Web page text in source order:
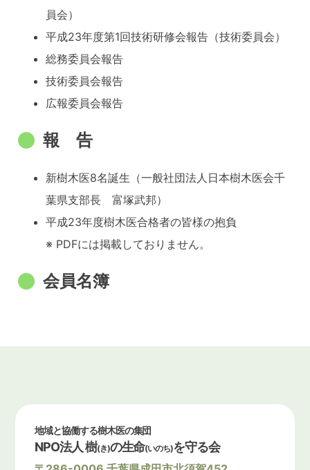
員会）
平成23年度第1回技術研修会報告（技術委員会）
総務委員会報告
技術委員会報告
広報委員会報告
報 告
新樹木医8名誕生（一般社団法人日本樹木医会千
葉県支部長 富塚武邦）
平成23年度樹木医合格者の皆様の抱負
※ PDFには掲載しておりません。
会員名簿
地域と協働する樹木医の集団
NPO法人 樹(き)の生命(いのち)を守る会